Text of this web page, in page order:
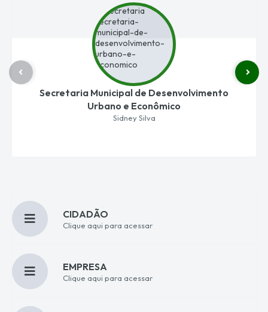
Secretaria Municipal de Desenvolvimento
Urbano e Econômico
Sidney Silva
CIDADÃO
Clique aqui para acessar
EMPRESA
Clique aqui para acessar